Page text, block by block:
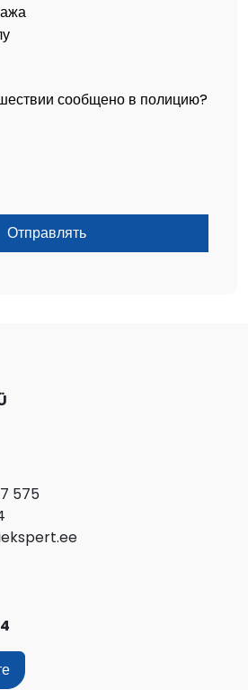
сообщено в полицию?
Отправлять
575